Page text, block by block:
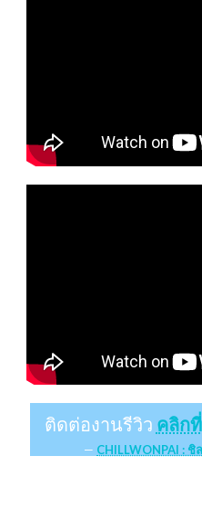
ติดต่องานรีวิว คลิก
CHILLWONPAI :